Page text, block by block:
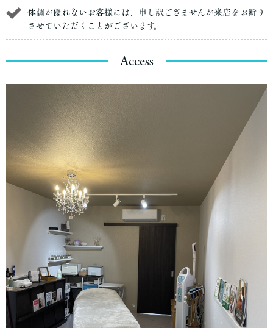
体調が優れないお客様には、申し訳ござませんが来店をお断り
させていただくことがございます。
Access